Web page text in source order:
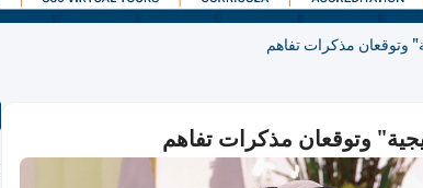
وتوقعان مذكرات تفاهم
وتوقعان مذكرات تفاهم